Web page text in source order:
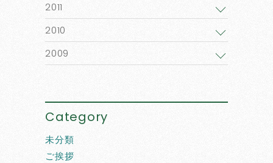
2011
2010
2009
Category
未分類
ご挨拶